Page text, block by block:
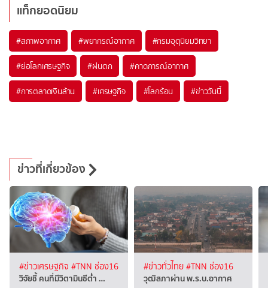
แท็กยอดนิยม
#สภาพอากาศ #พยากรณ์อากาศ #กรมอุตุนิยมวิทยา
#ย่อโลกเศรษฐกิจ #ฝนตก #คาดการณ์อากาศ
#การตลาดเงินล้าน #เศรษฐกิจ #โลกร้อน #ข่าววันนี้
ข่าวที่เกี่ยวข้อง
#ข่าวเศรษฐกิจ #TNN ช่อง16
วิจัยชี้ คนที่มีวิตามินซีต่ำ …
#ข่าวทั่วไทย#TNN ช่อง16
วุฒิสภาผ่าน พ.ร.บ.อากาศ